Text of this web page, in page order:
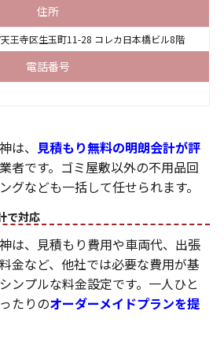
住所
王寺区生玉町11-28 コレカ日本橋ビル8階
電話番号
は、 見積もり無料の明朗会計が評
者です。ゴミ屋敷以外の不用品回
グなども一括して任せられます。
で対応
は、見積もり費用や車両代、出張
金など、他社では必要な費用が基
ンプルな料金設定です。一人ひと
たりのオーダーメイドプランを提